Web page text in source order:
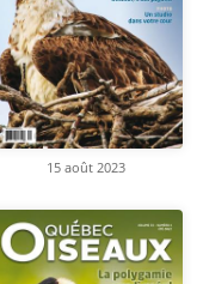
15 août 2023